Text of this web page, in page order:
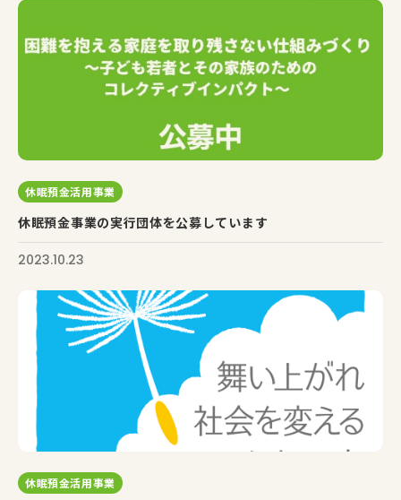
休眠預金活用事業
休眠預金事業の実行団体を公募しています
2023.10.23
休眠預金活用事業